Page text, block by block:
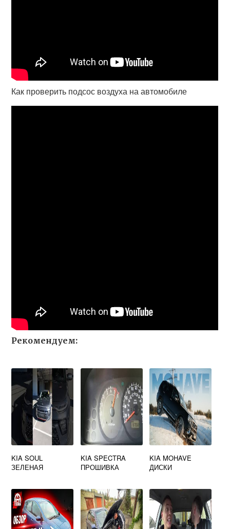
Как проверить подсос воздуха на автомобиле
Рекомендуем:
KIA SOUL
ЗЕЛЕНАЯ
KIA SPECTRA
ПРОШИВКА
KIA MOHAVE
ДИСКИ